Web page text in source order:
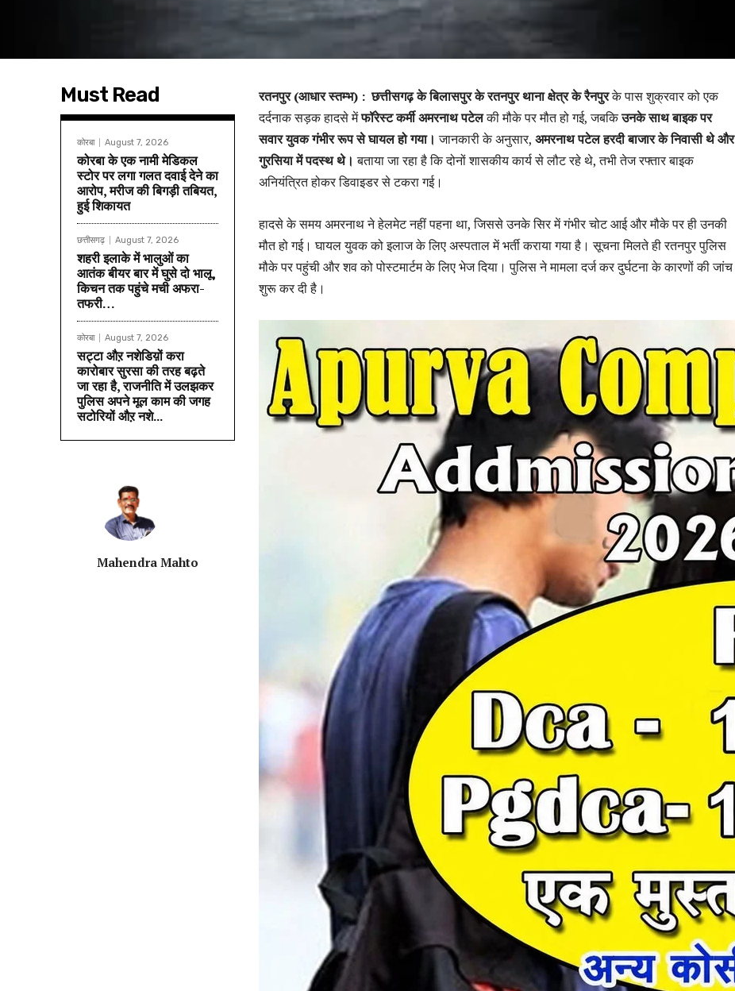
Must Read
कोरबा August 7, 2026
कोरबा के एक नामी मेडिकल
स्टोर पर लगा गलत दवाई देने का
आरोप, मरीज की बिगड़ी तबियत,
हुई शिकायत
छत्तीसगढ़ August 7, 2026
शहरी इलाके में भालुओं का
आतंक बीयर बार में घुसे दो भालू,
किचन तक पहुंचे मची अफरा-
तफरी…
कोरबा August 7, 2026
सट्टा औऱ नशेडिय़ों करा
कारोबार सुरसा की तरह बढ़ते
जा रहा है, राजनीति में उलझकर
पुलिस अपने मूल काम की जगह
सटोरियों औऱ नशे...
Mahendra Mahto
रतनपुर (आधार स्तम्भ) : छत्तीसगढ़ के बिलासपुर के रतनपुर थाना क्षेत्र के रैनपुरके पास शुक्रवार को एक
दर्दनाक सड़क हादसे मेंफॉरेस्ट कर्मी अमरनाथ पटेलकी मौके पर मौत हो गई, जबकिउनके साथ बाइक पर
सवार युवक गंभीर रूप से घायल हो गया। जानकारी के अनुसार, अमरनाथ पटेल हरदी बाजार के निवासी थे और
गुरसिया में पदस्थ थे। बताया जा रहा है कि दोनों शासकीय कार्य से लौट रहे थे, तभी तेज रफ्तार बाइक
अनियंत्रित होकर डिवाइडर से टकरा गई।
हादसे के समय अमरनाथ ने हेलमेट नहीं पहना था, जिससे उनके सिर में गंभीर चोट आई और मौके पर ही उनकी
मौत हो गई। घायल युवक को इलाज के लिए अस्पताल में भर्ती कराया गया है। सूचना मिलते ही रतनपुर पुलिस
मौके पर पहुंची और शव को पोस्टमार्टम के लिए भेज दिया। पुलिस ने मामला दर्ज कर दुर्घटना के कारणों की जांच
शुरू कर दी है।